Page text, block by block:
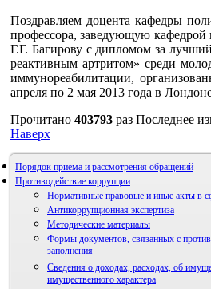
Поздравляем доцента кафедры
профессора, заведующую кафедрой
Г.Г. Багирову с дипломом за
реактивным артритом» среди
иммунореабилитации,
апреля по 2 мая 2013 года в
Прочитано 403793 раз Последнее
Наверх
Порядок приема и рассмотрения обращений
Противодействие коррупции
Нормативные правовые и иные акты в
Антикоррупционная экспертиза
Методические материалы
Формы документов, связанных с
заполнения
Сведения о доходах, расходах, об
имущественного характера